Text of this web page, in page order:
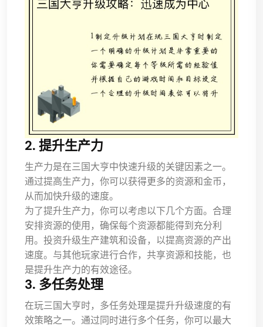
2. 提升生产力
生产力是在三国大亨中快速升级的关键因素之一。
通过提高生产力，你可以获得更多的资源和金币，
从而加快升级的速度。
为了提升生产力，你可以考虑以下几个方面。合理
安排资源的使用，确保每个资源都能得到充分利
用。投资升级生产建筑和设备，以提高资源的产出
速度。与其他玩家进行合作，共享资源和技能，也
是提升生产力的有效途径。
3. 多任务处理
在玩三国大亨时，多任务处理是提升升级速度的有
效策略之一。通过同时进行多个任务，你可以最大